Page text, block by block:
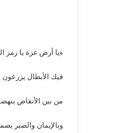
﴿يا أرض غزة يا رمز
فيك الأبطال يزرعون
من بين الأنقاض
وبالإيمان والصبر